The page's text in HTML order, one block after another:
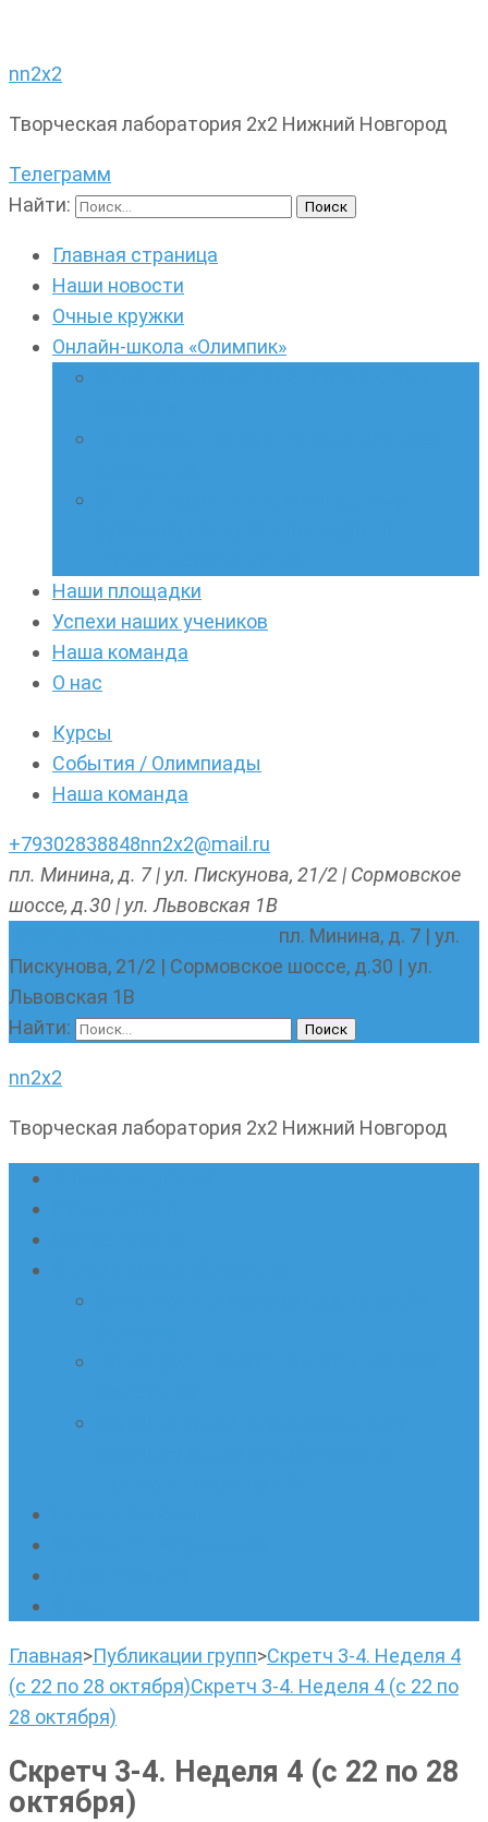
nn2x2
Творческая лаборатория 2х2 Нижний Новгород
Телеграмм
Найти:
Главная страница
Наши новости
Очные кружки
Онлайн-школа «Олимпик»
Наши площадки
Успехи наших учеников
Наша команда
О нас
Курсы
События / Олимпиады
Наша команда
+79302838848nn2x2@mail.ru
пл. Минина, д. 7 | ул. Пискунова, 21/2 | Сормовское
шоссе, д.30 | ул. Львовская 1В
пл. Минина, д. 7 | ул.
Пискунова, 21/2 | Сормовское шоссе, д.30 | ул.
Львовская 1В
Найти:
nn2x2
Творческая лаборатория 2х2 Нижний Новгород
Главная>Публикации групп>Скретч 3-4. Неделя 4
(с 22 по 28 октября)Скретч 3-4. Неделя 4 (с 22 по
28 октября)
Скретч 3-4. Неделя 4 (с 22 по 28
октября)